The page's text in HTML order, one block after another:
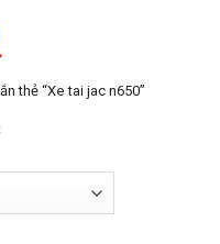
thẻ “Xe tai jac n650”